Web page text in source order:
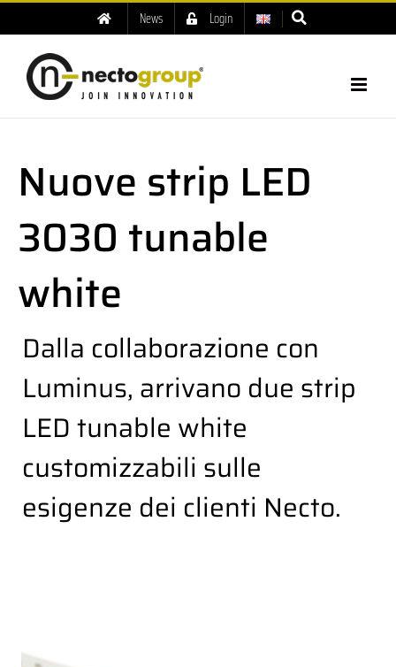
News Login
Nuove strip LED
3030 tunable
white
Dalla collaborazione con
Luminus, arrivano due strip
LED tunable white
customizzabili sulle
esigenze dei clienti Necto.